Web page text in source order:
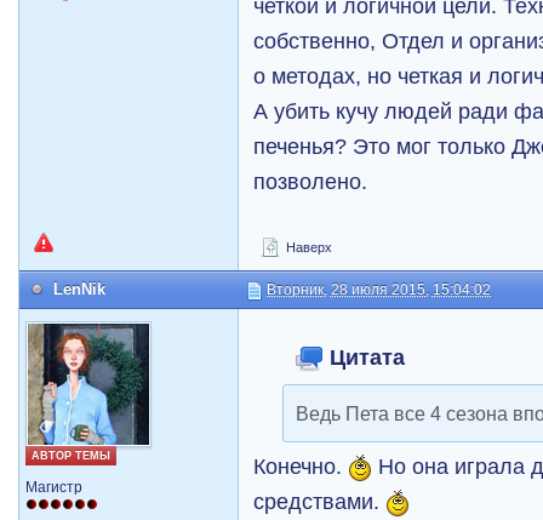
четкой и логичной цели.
собственно, Отдел и
о методах, но четкая и
А убить кучу людей ради
печенья? Это мог только
позволено.
Наверх
LenNik Вторник, 28 июля 2015, 15:04:02
АВТОР ТЕМЫ
Магистр
Цитата
Ведь Пета все 4 сезона
Конечно.
Но она играла
средствами.